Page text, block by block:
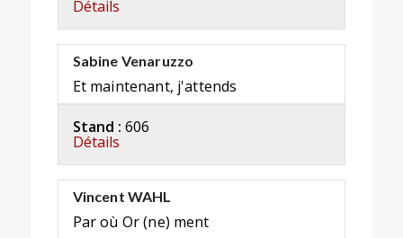
Détails
Sabine Venaruzzo
Et maintenant, j'attends
Stand : 606
Détails
Vincent WAHL
Par où Or (ne) ment